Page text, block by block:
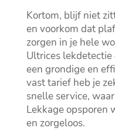
Kortom, blijf niet
en voorkom dat
zorgen in je hele
Ultrices
een grondige en
vast tarief heb je
snelle service,
Lekkage opsporen
en zorgeloos.​